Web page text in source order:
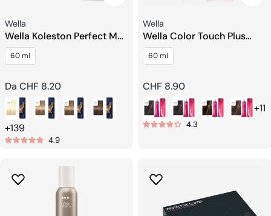
Venditore:
Wella
Wella Koleston Perfect Me+
Colore Permanente in
Crema per Capelli
60 ml
Prezzo
regolare
Da CHF 8.20
+139
4.9
Venditore:
Wella
Wella Color Touch Plus
Colorazione Semi-
permanente dei Capelli
60 ml
Prezzo
regolare
CHF 8.90
+11
4.3